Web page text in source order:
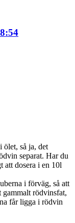
ölet, så ja, det
separat. Har du
att dosera i en 10l
i förväg, så att
gammalt rödvinsfat,
får ligga i rödvin